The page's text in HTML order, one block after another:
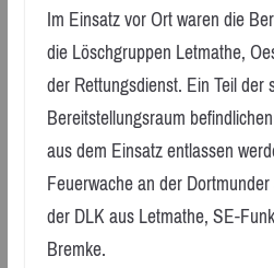
Im Einsatz vor Ort waren die
die Löschgruppen Letmathe,
der Rettungsdienst. Ein Teil der
Bereitstellungsraum
aus dem Einsatz entlassen
Feuerwache an der
der DLK aus Letmathe, SE-
Bremke.